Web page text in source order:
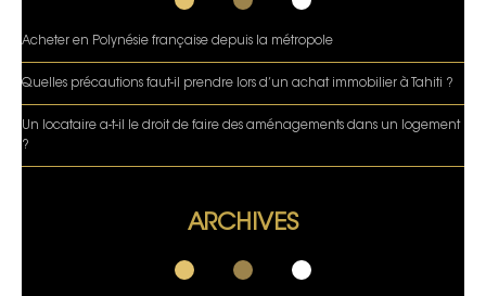
Acheter en Polynésie française depuis la métropole
Quelles précautions faut-il prendre lors d’un achat immobilier à Tahiti ?
Un locataire a-t-il le droit de faire des aménagements dans un logement
?
ARCHIVES